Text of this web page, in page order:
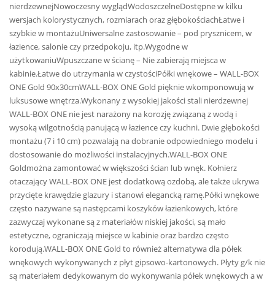
nierdzewnejNowoczesny wyglądWodoszczelneDostępne w kilku
wersjach kolorystycznych, rozmiarach oraz głębokościachŁatwe i
szybkie w montażuUniwersalne zastosowanie – pod prysznicem, w
łazience, salonie czy przedpokoju, itp.Wygodne w
użytkowaniuWpuszczane w ścianę – Nie zabierają miejsca w
kabinie.Łatwe do utrzymania w czystościPółki wnękowe – WALL-BOX
ONE Gold 90x30cmWALL-BOX ONE Gold pięknie wkomponowują w
luksusowe wnętrza.Wykonany z wysokiej jakości stali nierdzewnej
WALL-BOX ONE nie jest narażony na korozję związaną z wodą i
wysoką wilgotnością panującą w łazience czy kuchni. Dwie głębokości
montażu (7 i 10 cm) pozwalają na dobranie odpowiedniego modelu i
dostosowanie do możliwości instalacyjnych.WALL-BOX ONE
Goldmożna zamontować w większości ścian lub wnęk. Kołnierz
otaczający WALL-BOX ONE jest dodatkową ozdobą, ale także ukrywa
przycięte krawędzie glazury i stanowi elegancką ramę.Półki wnękowe
często nazywane są następcami koszyków łazienkowych, które
zazwyczaj wykonane są z materiałów niskiej jakości, są mało
estetyczne, ograniczają miejsce w kabinie oraz bardzo często
korodują.WALL-BOX ONE Gold to również alternatywa dla półek
wnękowych wykonywanych z płyt gipsowo-kartonowych. Płyty g/k nie
są materiałem dedykowanym do wykonywania półek wnękowych a w